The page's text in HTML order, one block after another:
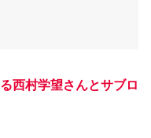
西村学望さんとサブロ